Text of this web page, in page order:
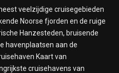
veelzijdige cruisegebieden
Noorse fjorden en de ruige
Hanzesteden, bruisende
havenplaatsen aan de
Kaart van
cruisehavens van